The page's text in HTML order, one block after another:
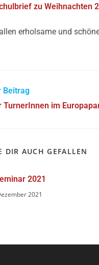
zu Weihnachten
erholsame und
Beitrag
TurnerInnen im
DIR AUCH GEFALLEN
2021
2021